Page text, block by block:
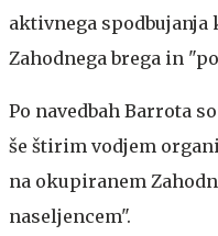
aktivnega
Zahodnega brega in
Po navedbah Barrota
še štirim vodjem
na okupiranem
naseljencem".